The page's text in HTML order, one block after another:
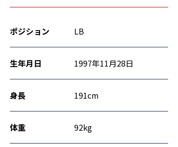
ポジション LB
生年月日 1997年11月28日
身長 191cm
体重 92kg